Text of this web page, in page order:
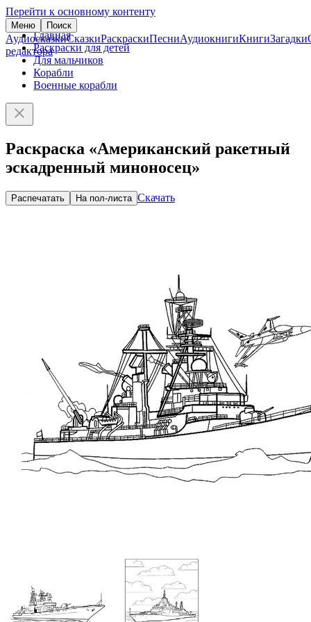
Перейти к основному контенту
Меню Поиск
АудиосказкиСказкиРаскраскиПесниАудиокнигиКнигиЗагадки
редактора
Главная
Раскраски для детей
Для мальчиков
Корабли
Военные корабли
Раскраска «Американский ракетный
эскадренный миноносец»
Распечатать На пол-листа Скачать